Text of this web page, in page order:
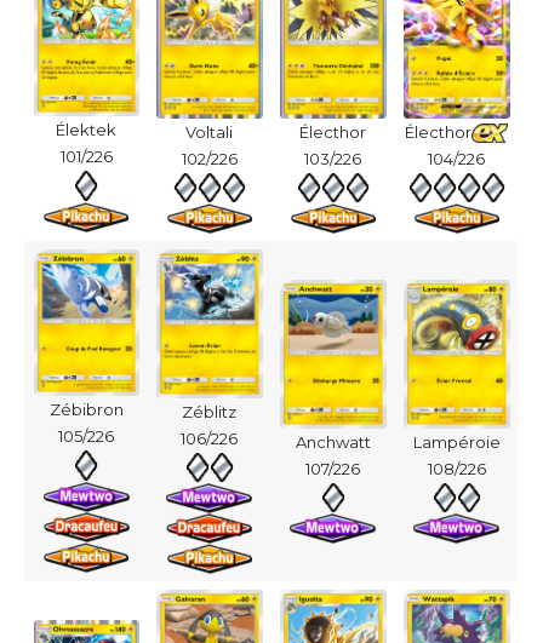
Élektek
101/226
Voltali
102/226
Électhor
103/226
Électhor
104/226
Zébibron
105/226
Zéblitz
106/226
Anchwatt
107/226
Lampéroie
108/226